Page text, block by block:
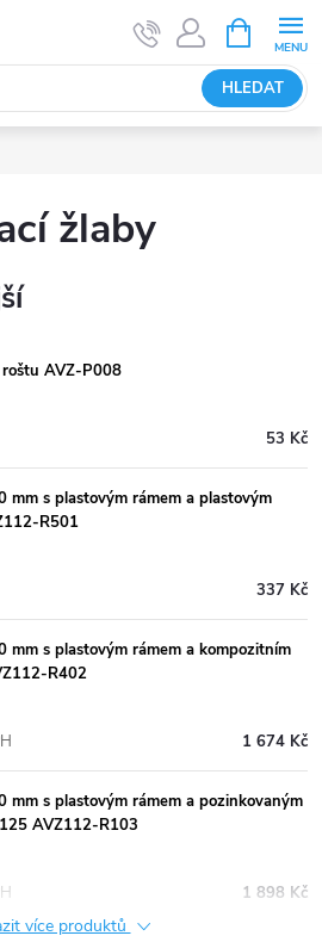
HLEDAT
NÁKUPNÍ
KOŠÍK
žlaby
AVZ-P008
53 Kč
mm s plastovým rámem a plastovým
R501
337 Kč
mm s plastovým rámem a kompozitním
R402
1 674 Kč
mm s plastovým rámem a pozinkovaným
AVZ112-R103
1 898 Kč
více produktů